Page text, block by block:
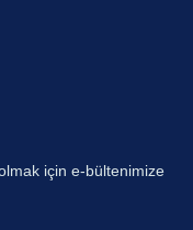
için e-bültenimize